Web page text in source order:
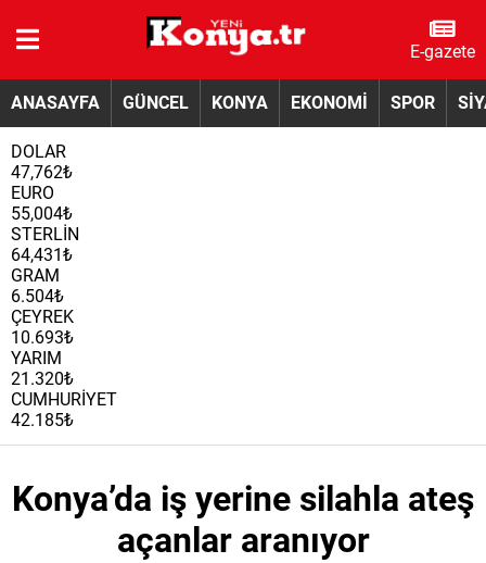
E-gazete
ANASAYFA GÜNCEL KONYA EKONOMİ SPOR
DOLAR
47,762₺
EURO
55,004₺
STERLİN
64,431₺
GRAM
6.504₺
ÇEYREK
10.693₺
YARIM
21.320₺
CUMHURİYET
42.185₺
Konya’da iş yerine silahla ateş
açanlar aranıyor